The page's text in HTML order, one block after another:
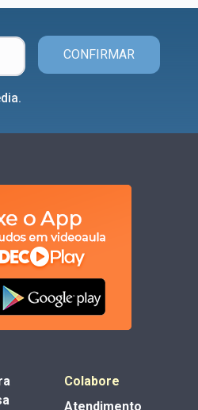
CONFIRMAR
Colabore
Atendimento